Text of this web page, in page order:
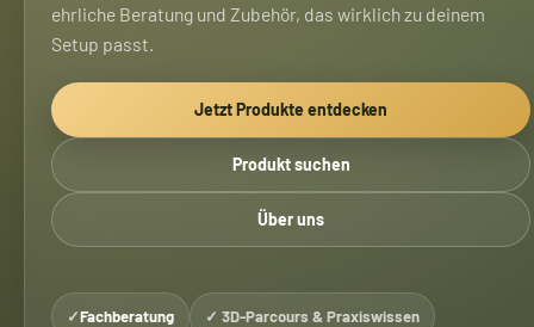
ehrliche Beratung und Zubehör, das wirklich zu deinem
Setup passt.
Jetzt Produkte entdecken
Produkt suchen
Über uns
✓Fachberatung ✓ 3D-Parcours & Praxiswissen